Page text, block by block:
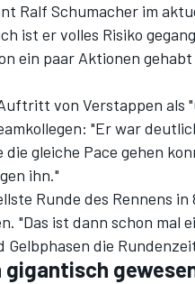
Ralf Schumacher im
ist er volles Risiko
ein paar Aktionen
von Verstappen als
"Er war
gleiche Pace gehen
ihn."
Runde des Rennens in
"Das ist dann schon mal
die